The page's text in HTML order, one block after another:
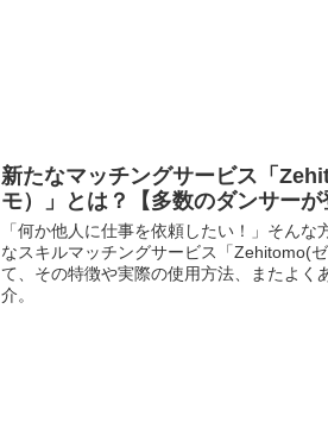
新たなマッチングサービス「
モ）」とは？【多数のダンサーが
「何か他人に仕事を依頼したい！」そんな
なスキルマッチングサービス「Zehitomo(
て、その特徴や実際の使用方法、またよく
介。